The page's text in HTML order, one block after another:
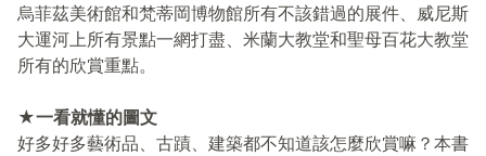
烏菲茲美術館和梵蒂岡博物館所有不該錯過的展件、威尼斯
大運河上所有景點一網打盡、米蘭大教堂和聖母百花大教堂
所有的欣賞重點。
★一看就懂的圖文
好多好多藝術品、古蹟、建築都不知道該怎麼欣賞嘛？本書